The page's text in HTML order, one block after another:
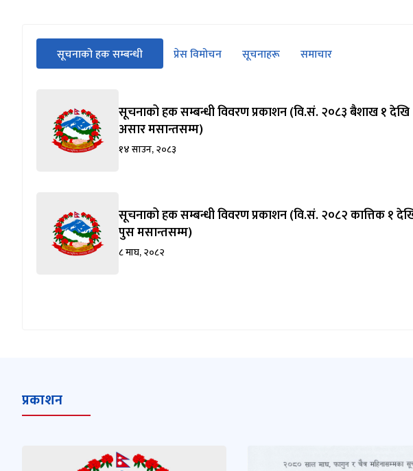
सीधा
पहिलो
जानुहोस्
सूचनाको हक सम्बन्धी
(सक्रिय ट्याब)
प्रेस विमोचन सूचनाहरू समाचार
सूचनाको हक सम्बन्धी विवरण प्रकाशन (वि.सं. २०८३ बैशाख १
असार मसान्तसम्म)
१४ साउन, २०८३
सूचनाको हक सम्बन्धी विवरण प्रकाशन (वि.सं. २०८२ कात्तिक १
पुस मसान्तसम्म)
८ माघ, २०८२
प्रकाशन